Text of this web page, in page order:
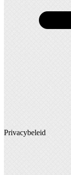
Privacybeleid